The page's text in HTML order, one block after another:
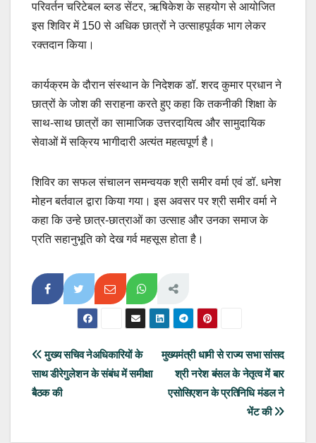
परिवर्तन चरिटेबल ब्लड सेंटर, ऋषिकेश के सहयोग से आयोजित
इस शिविर में 150 से अधिक छात्रों ने उत्साहपूर्वक भाग लेकर
रक्तदान किया।
कार्यक्रम के दौरान संस्थान के निदेशक डॉ. शरद कुमार प्रधान ने
छात्रों के जोश की सराहना करते हुए कहा कि तकनीकी शिक्षा के
साथ-साथ छात्रों का सामाजिक उत्तरदायित्व और सामुदायिक
सेवाओं में सक्रिय भागीदारी अत्यंत महत्वपूर्ण है।
शिविर का सफल संचालन समन्वयक श्री समीर वर्मा एवं डॉ. धनेश
मोहन बर्तवाल द्वारा किया गया। इस अवसर पर श्री समीर वर्मा ने
कहा कि उन्हे छात्र-छात्राओं का उत्साह और उनका समाज के
प्रति सहानुभूति को देख गर्व महसूस होता है।
Post
navigation
मुख्यमंत्री धामी से राज्य सभा सांसद
श्री नरेश बंसल के नेतृत्व में बार
एसोसिएशन के प्रतिनिधि मंडल ने
भेंट की
मुख्य सचिव नेअधिकारियों के
साथ डीरेगुलेशन के संबंध में समीक्षा
बैठक की